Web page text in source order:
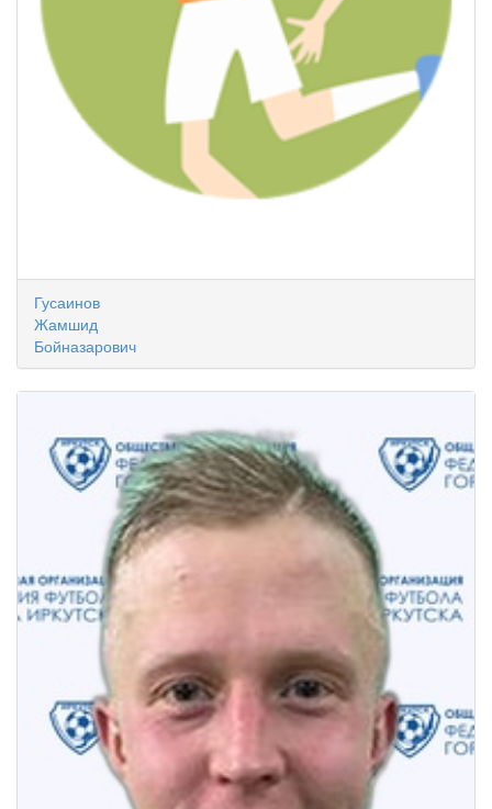
Гусаинов
Жамшид
Бойназарович